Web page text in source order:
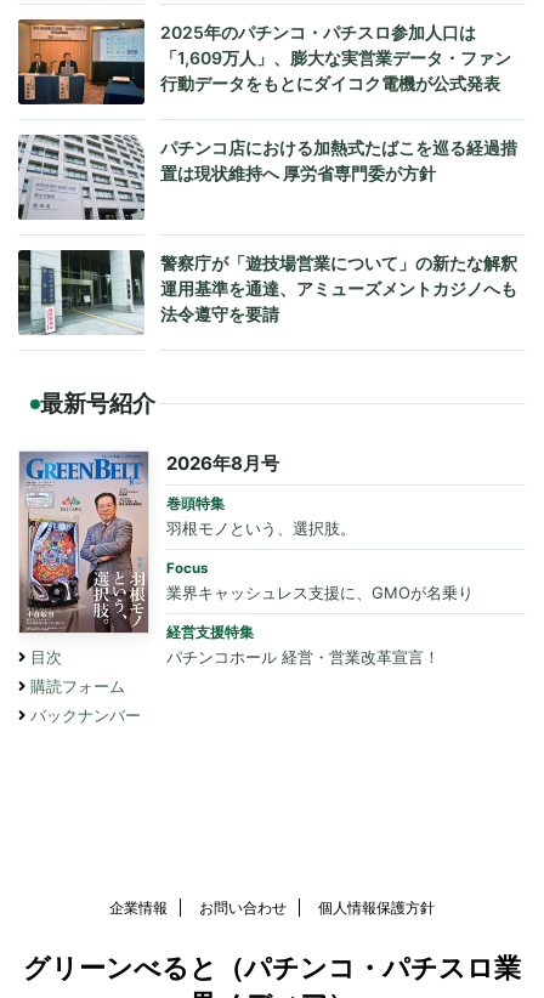
2025年のパチンコ・パチスロ参加人口は
「1,609万人」、膨大な実営業データ・ファン
行動データをもとにダイコク電機が公式発表
パチンコ店における加熱式たばこを巡る経過措
置は現状維持へ 厚労省専門委が方針
警察庁が「遊技場営業について」の新たな解釈
運用基準を通達、アミューズメントカジノへも
法令遵守を要請
最新号紹介
目次
購読フォーム
バックナンバー
2026年8月号
巻頭特集
羽根モノという、選択肢。
Focus
業界キャッシュレス支援に、GMOが名乗り
経営支援特集
パチンコホール 経営・営業改革宣言！
企業情報 お問い合わせ 個人情報保護方針
グリーンべると（パチンコ・パチスロ業